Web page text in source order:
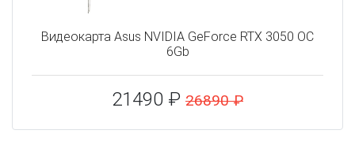
Видеокарта Asus NVIDIA GeForce RTX 3050 OC
6Gb
21490 ₽ 26890 ₽